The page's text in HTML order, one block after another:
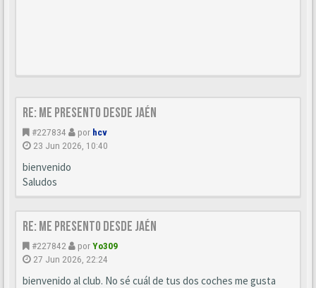
Re: Me presento desde Jaén
#227834 por hcv
23 Jun 2026, 10:40
bienvenido
Saludos
Re: Me presento desde Jaén
#227842 porYo309
27 Jun 2026, 22:24
bienvenido al club. No sé cuál de tus dos coches me gusta